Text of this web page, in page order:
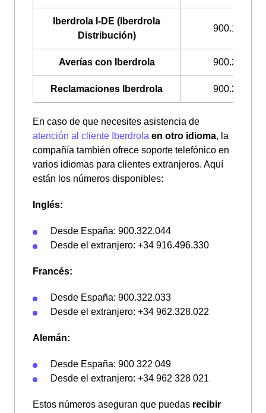
Iberdrola I-DE (Iberdrola
Distribución)
900.171.171
Averías con Iberdrola 900.224.522
Reclamaciones Iberdrola 900.225.235
En caso de que necesites asistencia de
atención al cliente Iberdrola en otro idioma, la
compañía también ofrece soporte telefónico en
varios idiomas para clientes extranjeros. Aquí
están los números disponibles:
Inglés:
Desde España: 900.322.044
Desde el extranjero: +34 916.496.330
Francés:
Desde España: 900.322.033
Desde el extranjero: +34 962.328.022
Alemán:
Desde España: 900 322 049
Desde el extranjero: +34 962 328 021
Estos números aseguran que puedas recibir